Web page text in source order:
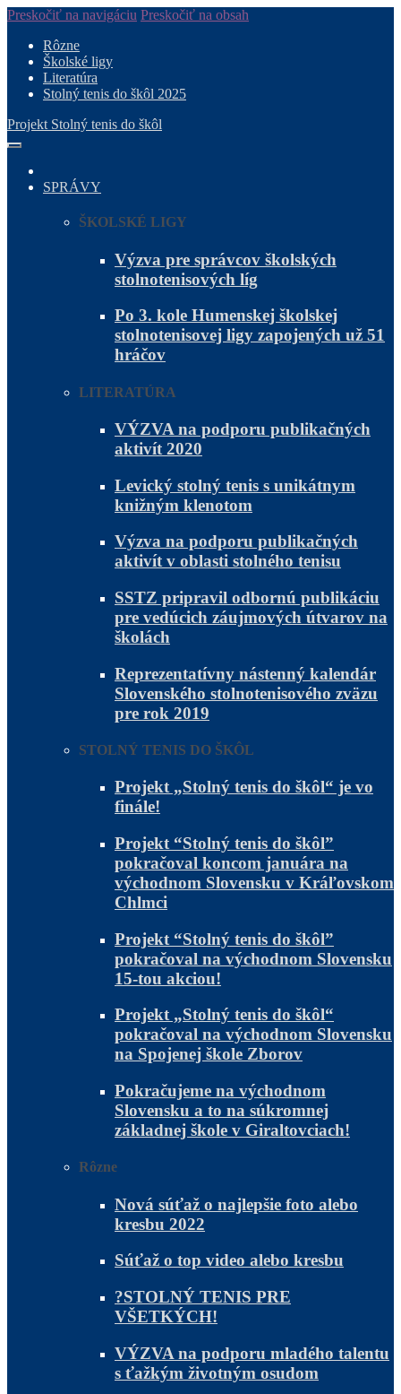
Preskočiť na navigáciu Preskočiť na obsah
Rôzne
Školské ligy
Literatúra
Stolný tenis do škôl 2025
Projekt Stolný tenis do škôl
SPRÁVY
ŠKOLSKÉ LIGY
Výzva pre správcov školských
stolnotenisových líg
Po 3. kole Humenskej školskej
stolnotenisovej ligy zapojených už 51
hráčov
LITERATÚRA
VÝZVA na podporu publikačných
aktivít 2020
Levický stolný tenis s unikátnym
knižným klenotom
Výzva na podporu publikačných
aktivít v oblasti stolného tenisu
SSTZ pripravil odbornú publikáciu
pre vedúcich záujmových útvarov na
školách
Reprezentatívny nástenný kalendár
Slovenského stolnotenisového zväzu
pre rok 2019
STOLNÝ TENIS DO ŠKÔL
Projekt „Stolný tenis do škôl“ je vo
finále!
Projekt “Stolný tenis do škôl”
pokračoval koncom januára na
východnom Slovensku v Kráľovskom
Chlmci
Projekt “Stolný tenis do škôl”
pokračoval na východnom Slovensku
15-tou akciou!
Projekt „Stolný tenis do škôl“
pokračoval na východnom Slovensku
na Spojenej škole Zborov
Pokračujeme na východnom
Slovensku a to na súkromnej
základnej škole v Giraltovciach!
Rôzne
Nová súťaž o najlepšie foto alebo
kresbu 2022
Súťaž o top video alebo kresbu
?STOLNÝ TENIS PRE
VŠETKÝCH!
VÝZVA na podporu mladého talentu
s ťažkým životným osudom